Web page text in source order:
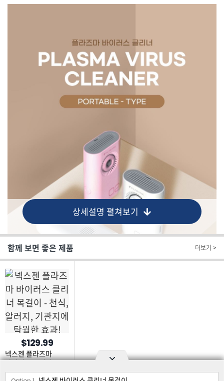
상세설명 펼쳐보기
함께 보면 좋은 제품 더보기 >
$129.99
넥스젠 플라즈마
바이러스 클리너
목걸이 - 천식, 알러지,